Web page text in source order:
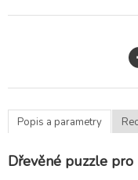
Popis a parametry
Dřevěné puzzle pro